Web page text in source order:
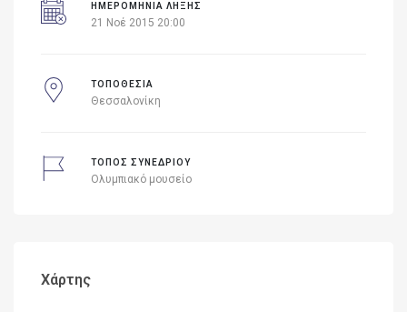
ΗΜΕΡΟΜΗΝΙΑ ΛΗΞΗΣ
21 Νοέ 2015 20:00
ΤΟΠΟΘΕΣΙΑ
Θεσσαλονίκη
ΤΟΠΟΣ ΣΥΝΕΔΡΙΟΥ
Ολυμπιακό μουσείο
Χάρτης